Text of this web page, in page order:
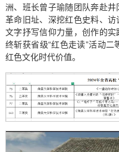
洲、班长曾子瑜随团队奔赴
革命旧址、深挖红色史料、
文字抒写信仰力量，创作的
终斩获省级“红色走读”活动
红色文化时代价值。